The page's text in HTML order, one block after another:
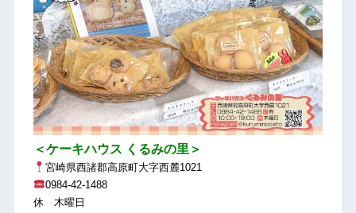
＜ケーキハウス くるみの里＞
宮崎県西諸郡高原町大字西麓1021
0984-42-1488
休 木曜日